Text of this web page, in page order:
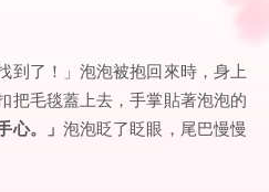
到了！」泡泡被抱回來時，身上
把毛毯蓋上去，手掌貼著泡泡的
心。」 泡泡眨了眨眼，尾巴慢慢